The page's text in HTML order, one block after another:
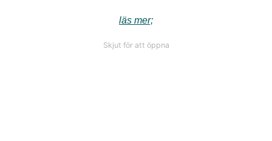
läs mer;
Skjut för att öppna